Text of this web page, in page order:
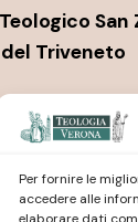
Per fornire le
accedere alle
San
Triveneto